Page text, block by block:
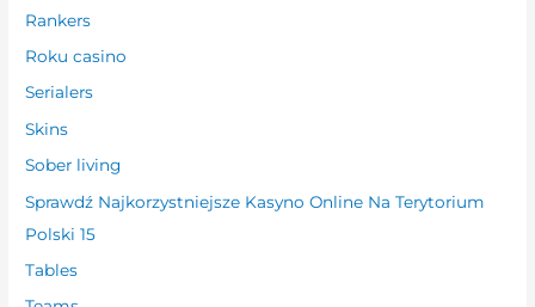
Rankers
Roku casino
Serialers
Skins
Sober living
Sprawdź Najkorzystniejsze Kasyno Online Na Terytorium
Polski 15
Tables